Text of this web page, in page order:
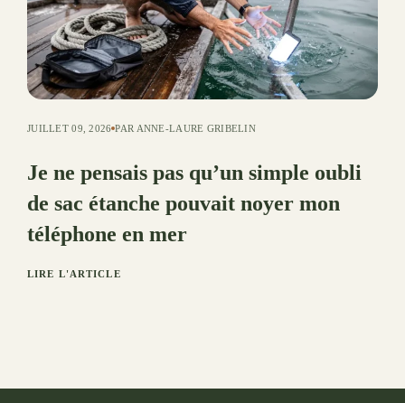
JUILLET 09, 2026 PAR ANNE-LAURE GRIBELIN
Je ne pensais pas qu’un simple oubli
de sac étanche pouvait noyer mon
téléphone en mer
LIRE L'ARTICLE